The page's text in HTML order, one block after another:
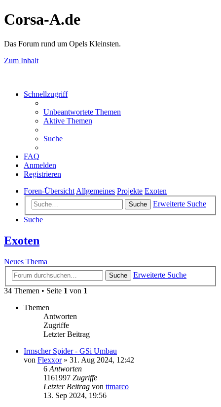
Corsa-A.de
Das Forum rund um Opels Kleinsten.
Zum Inhalt
Schnellzugriff
Unbeantwortete Themen
Aktive Themen
Suche
FAQ
Anmelden
Registrieren
Foren-Übersicht Allgemeines Projekte Exoten
Suche
Erweiterte Suche
Suche
Exoten
Neues Thema
Suche
Erweiterte Suche
34 Themen • Seite 1 von 1
Themen
Antworten
Zugriffe
Letzter Beitrag
Irmscher Spider - GSi Umbau
von Flexxor» 31. Aug 2024, 12:42
6 Antworten
1161997 Zugriffe
Letzter Beitrag von ttmarco
13. Sep 2024, 19:56